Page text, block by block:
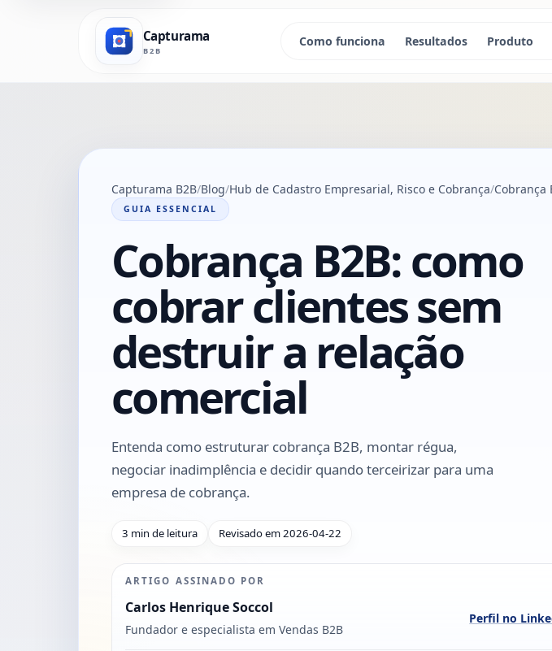
Capturama
B2B
Como funciona Resultados Produto
Capturama B2B Blog Hub de Cadastro Empresarial, Risco e Cobrança Cobrança
GUIA ESSENCIAL
Cobrança B2B: como
cobrar clientes sem
destruir a relação
comercial
Entenda como estruturar cobrança B2B, montar régua,
negociar inadimplência e decidir quando terceirizar para uma
empresa de cobrança.
3 min de leitura Revisado em 2026-04-22
ARTIGO ASSINADO POR
Carlos Henrique Soccol
Fundador e especialista em Vendas B2B
Perfil no